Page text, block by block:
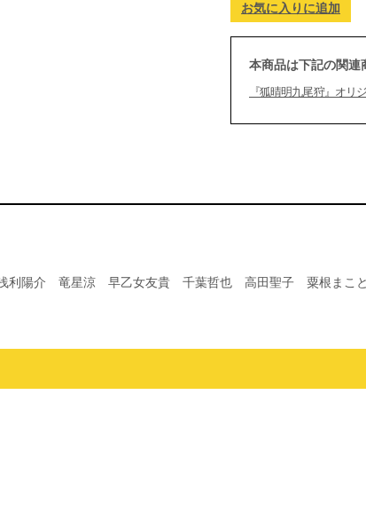
お気に入りに追加
本商品は下記の関連
『狐晴明九尾狩』オリ
利陽介 竜星涼 早乙女友貴 千葉哲也 高田聖子 粟根まこ